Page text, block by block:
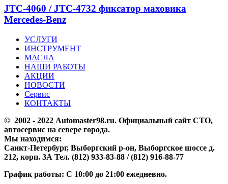
JTC-4060 / JTC-4732 фиксатор маховика
Mercedes-Benz
УСЛУГИ
ИНСТРУМЕНТ
МАСЛА
НАШИ РАБОТЫ
АКЦИИ
НОВОСТИ
Сервис
КОНТАКТЫ
© 2002 - 2022 Аutomaster98.ru. Официальный сайт СТО,
автосервис на севере города.
Мы находимся:
Санкт-Петербург, Выборгский р-он, Выборгское шоссе д.
212, корп. 3А Тел. (812) 933-83-88 / (812) 916-88-77
График работы: С 10:00 до 21:00 ежедневно.